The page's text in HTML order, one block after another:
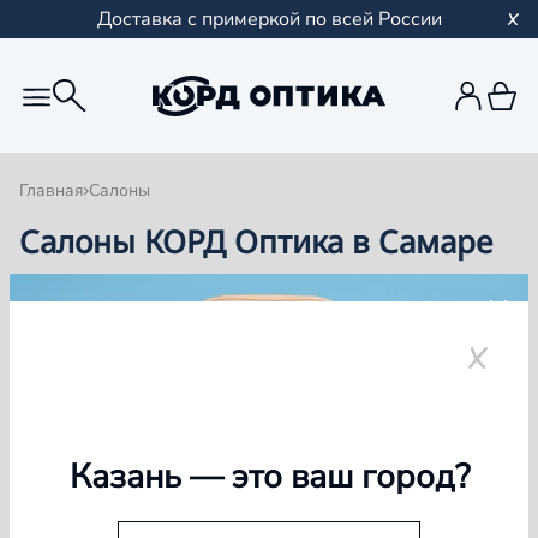
Доставка с примеркой по всей России
Главная Салоны
Салоны КОРД Оптика в Самаре
Группа компаний «Корд Оптика» - это более 100
Казань— это ваш город?